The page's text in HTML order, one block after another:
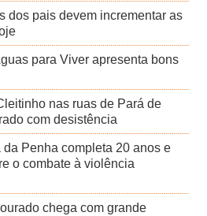
dos pais devem incrementar as
para Viver apresenta bons
nas ruas de Pará de
com desistência
da Penha completa 20 anos e
o combate à violência
chega com grande